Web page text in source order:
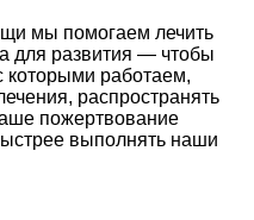
мы помогаем лечить
для развития — чтобы
которыми работаем,
распространять
пожертвование
выполнять наши